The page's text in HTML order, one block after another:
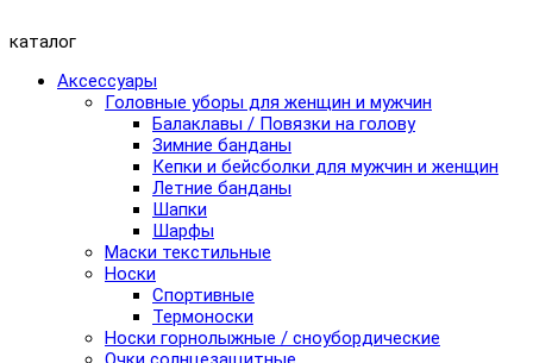
каталог
Аксессуары
Головные уборы для женщин и мужчин
Балаклавы / Повязки на голову
Зимние банданы
Кепки и бейсболки для мужчин и женщин
Летние банданы
Шапки
Шарфы
Маски текстильные
Носки
Спортивные
Термоноски
Носки горнолыжные / сноубордические